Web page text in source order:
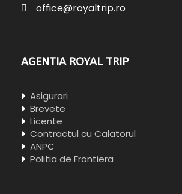
office@royaltrip.ro
AGENTIA ROYAL TRIP
Asigurari
Brevete
Licente
Contractul cu Calatorul
ANPC
Politia de Frontiera